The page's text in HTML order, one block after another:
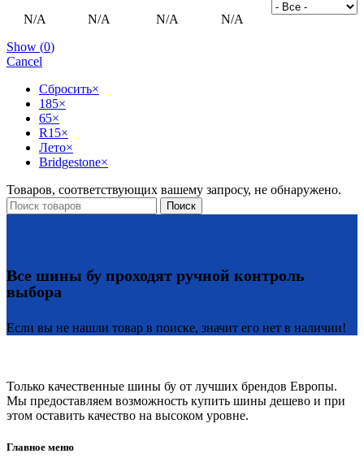
N/A
N/A
N/A
N/A
Show (0)
Cancel
Сбросить×
185×
65×
R15×
Лето×
Bridgestone×
Товаров, соответствующих вашему запросу, не обнаружено.
Поиск
Все шины бу проходят ручной контроль
выбора
Если вы не нашли товар в поиске, значит его нет в наличии!
Только качественные шины бу от лучших брендов Европы.
Мы предоставляем возможность купить шины дешево и при
этом оставить качество на высоком уровне.
Главное меню